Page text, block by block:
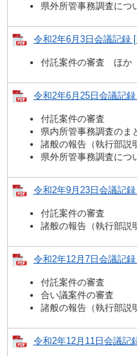
県外所管事務調査に
令和2年6月3日会議記録
付託案件の審査 ほか
令和2年6月25日会議記
付託案件の審査
県内所管事務調査のま
諸般の報告（執行部説
県外所管事務調査に
令和2年9月23日会議記
付託案件の審査
諸般の報告（執行部
令和2年12月7日会議記
付託案件の審査
合い議案件の審査
諸般の報告（執行部説
令和2年12月11日会議記